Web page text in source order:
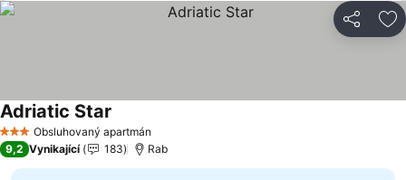
Sdílet
3 Počet hvězdiček
Obsluhovaný apartmán
Adriatic Star
9,2 Vynikající 183 Rab